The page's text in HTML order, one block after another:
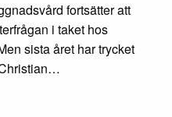
fortsätter att
i taket hos
sista året har trycket